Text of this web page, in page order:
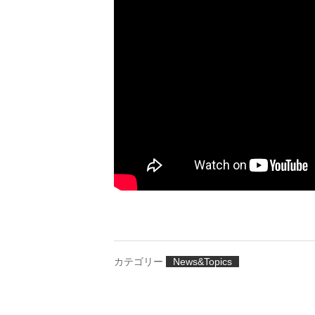
カテゴリー News&Topics